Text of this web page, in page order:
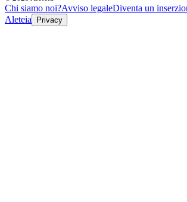
Chi siamo noi?Avviso legaleDiventa un
Aleteia
Privacy